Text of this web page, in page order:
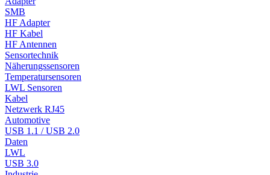
SMB
HF Adapter
HF Kabel
HF Antennen
Sensortechnik
Näherungssensoren
Temperatursensoren
LWL Sensoren
Kabel
Netzwerk RJ45
Automotive
USB 1.1 / USB 2.0
Daten
LWL
USB 3.0